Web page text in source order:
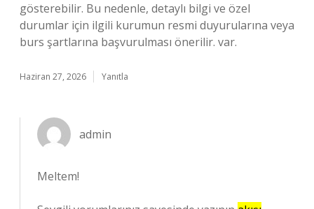
gösterebilir. Bu nedenle, detaylı bilgi ve özel
durumlar için ilgili kurumun resmi duyurularına veya
burs şartlarına başvurulması önerilir. var.
Haziran 27, 2026 Yanıtla
admin
Meltem!